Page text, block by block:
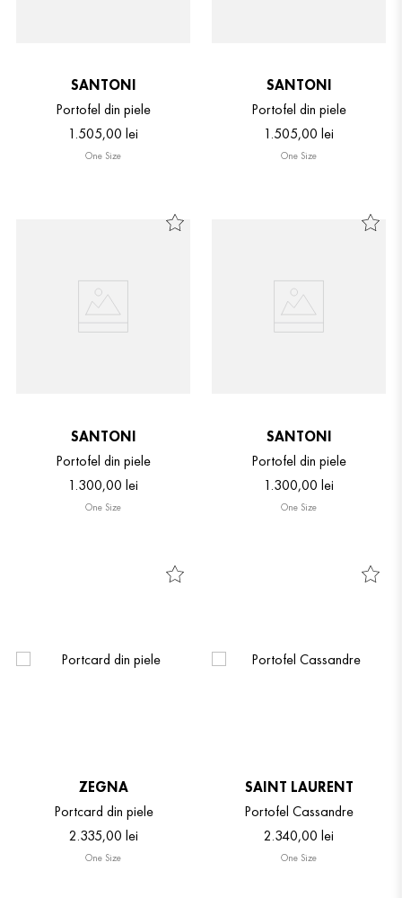
SANTONI
Portofel din piele
1.505,00 lei
One Size
SANTONI
Portofel din piele
1.505,00 lei
One Size
SANTONI
Portofel din piele
1.300,00 lei
One Size
SANTONI
Portofel din piele
1.300,00 lei
One Size
ZEGNA
Portcard din piele
2.335,00 lei
One Size
SAINT LAURENT
Portofel Cassandre
2.340,00 lei
One Size